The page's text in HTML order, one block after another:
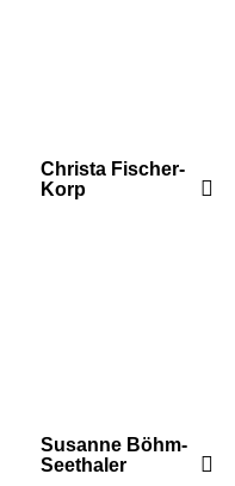
Christa Fischer-
Korp
Susanne Böhm-
Seethaler